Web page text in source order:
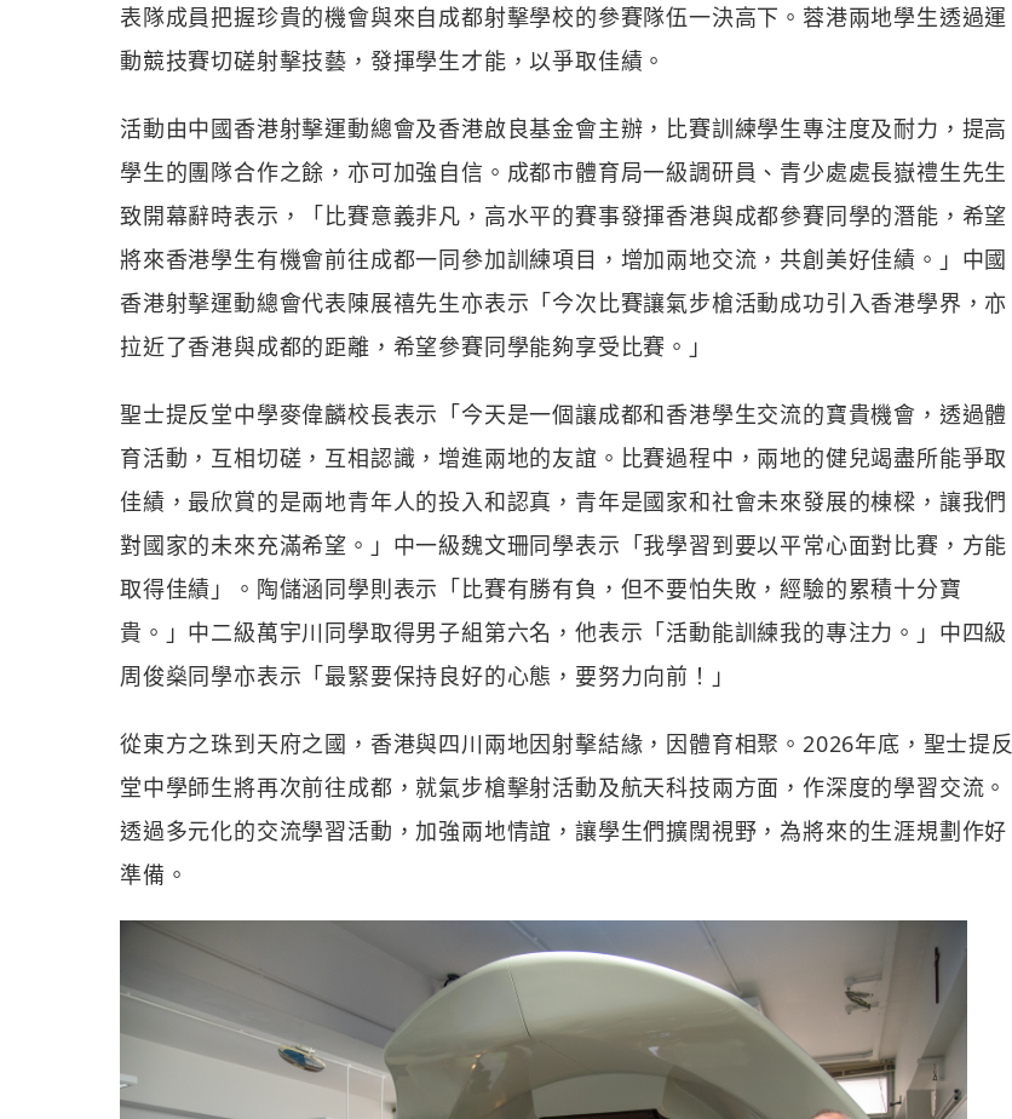
表隊成員把握珍貴的機會與來自成都射擊學校的參賽隊伍一決高下。蓉港兩地學生透過運
動競技賽切磋射擊技藝，發揮學生才能，以爭取佳績。
活動由中國香港射擊運動總會及香港啟良基金會主辦，比賽訓練學生專注度及耐力，提高
學生的團隊合作之餘，亦可加強自信。成都市體育局一級調研員、青少處處長嶽禮生先生
致開幕辭時表示，「比賽意義非凡，高水平的賽事發揮香港與成都參賽同學的潛能，希望
將來香港學生有機會前往成都一同參加訓練項目，增加兩地交流，共創美好佳績。」中國
香港射擊運動總會代表陳展禧先生亦表示「今次比賽讓氣步槍活動成功引入香港學界，亦
拉近了香港與成都的距離，希望參賽同學能夠享受比賽。」
聖士提反堂中學麥偉麟校長表示「今天是一個讓成都和香港學生交流的寶貴機會，透過體
育活動，互相切磋，互相認識，增進兩地的友誼。比賽過程中，兩地的健兒竭盡所能爭取
佳績，最欣賞的是兩地青年人的投入和認真，青年是國家和社會未來發展的棟樑，讓我們
對國家的未來充滿希望。」中一級魏文珊同學表示「我學習到要以平常心面對比賽，方能
取得佳績」。陶儲涵同學則表示「比賽有勝有負，但不要怕失敗，經驗的累積十分寶
貴。」中二級萬宇川同學取得男子組第六名，他表示「活動能訓練我的專注力。」中四級
周俊燊同學亦表示「最緊要保持良好的心態，要努力向前！」
從東方之珠到天府之國，香港與四川兩地因射擊結緣，因體育相聚。2026年底，聖士提反
堂中學師生將再次前往成都，就氣步槍擊射活動及航天科技兩方面，作深度的學習交流。
透過多元化的交流學習活動，加強兩地情誼，讓學生們擴闊視野，為將來的生涯規劃作好
準備。